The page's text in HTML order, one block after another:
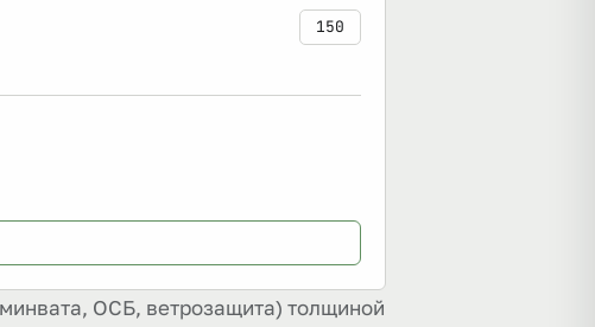
ОСБ, ветрозащита) толщиной